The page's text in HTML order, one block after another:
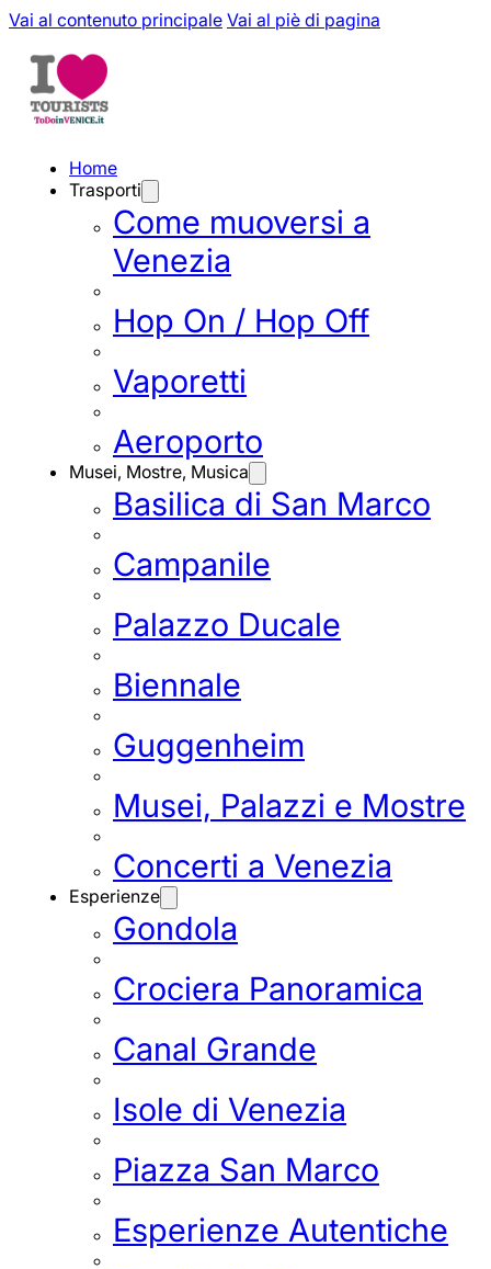
Vai al contenuto principale Vai al piè di pagina
Home
Trasporti
Come muoversi a
Venezia
Hop On / Hop Off
Vaporetti
Aeroporto
Musei, Mostre, Musica
Basilica di San Marco
Campanile
Palazzo Ducale
Biennale
Guggenheim
Musei, Palazzi e Mostre
Concerti a Venezia
Esperienze
Gondola
Crociera Panoramica
Canal Grande
Isole di Venezia
Piazza San Marco
Esperienze Autentiche